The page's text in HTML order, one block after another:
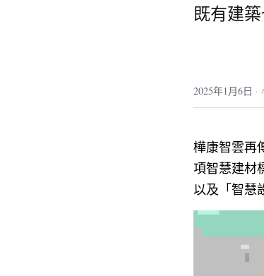
既有建
2025年1月6日 ·
樺康智雲再
項智慧建材
以及「智慧